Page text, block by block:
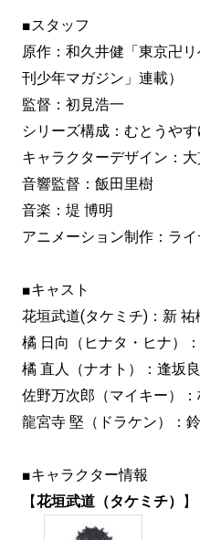
■スタッフ
原作：和久井健「東京卍
刊少年マガジン」連載）
監督：初見浩一
シリーズ構成：むとうやす
キャラクターデザイン：
音響監督：飯田里樹
音楽：堤 博明
アニメーション制作：ラ
■キャスト
花垣武道(タケミチ)：新 祐
橘 日向（ヒナタ・ヒナ）
橘 直人（ナオト）：逢坂
佐野万次郎（マイキー）：
龍宮寺 堅（ドラケン）：
■キャラクター情報
【花垣武道（タケミチ） 】